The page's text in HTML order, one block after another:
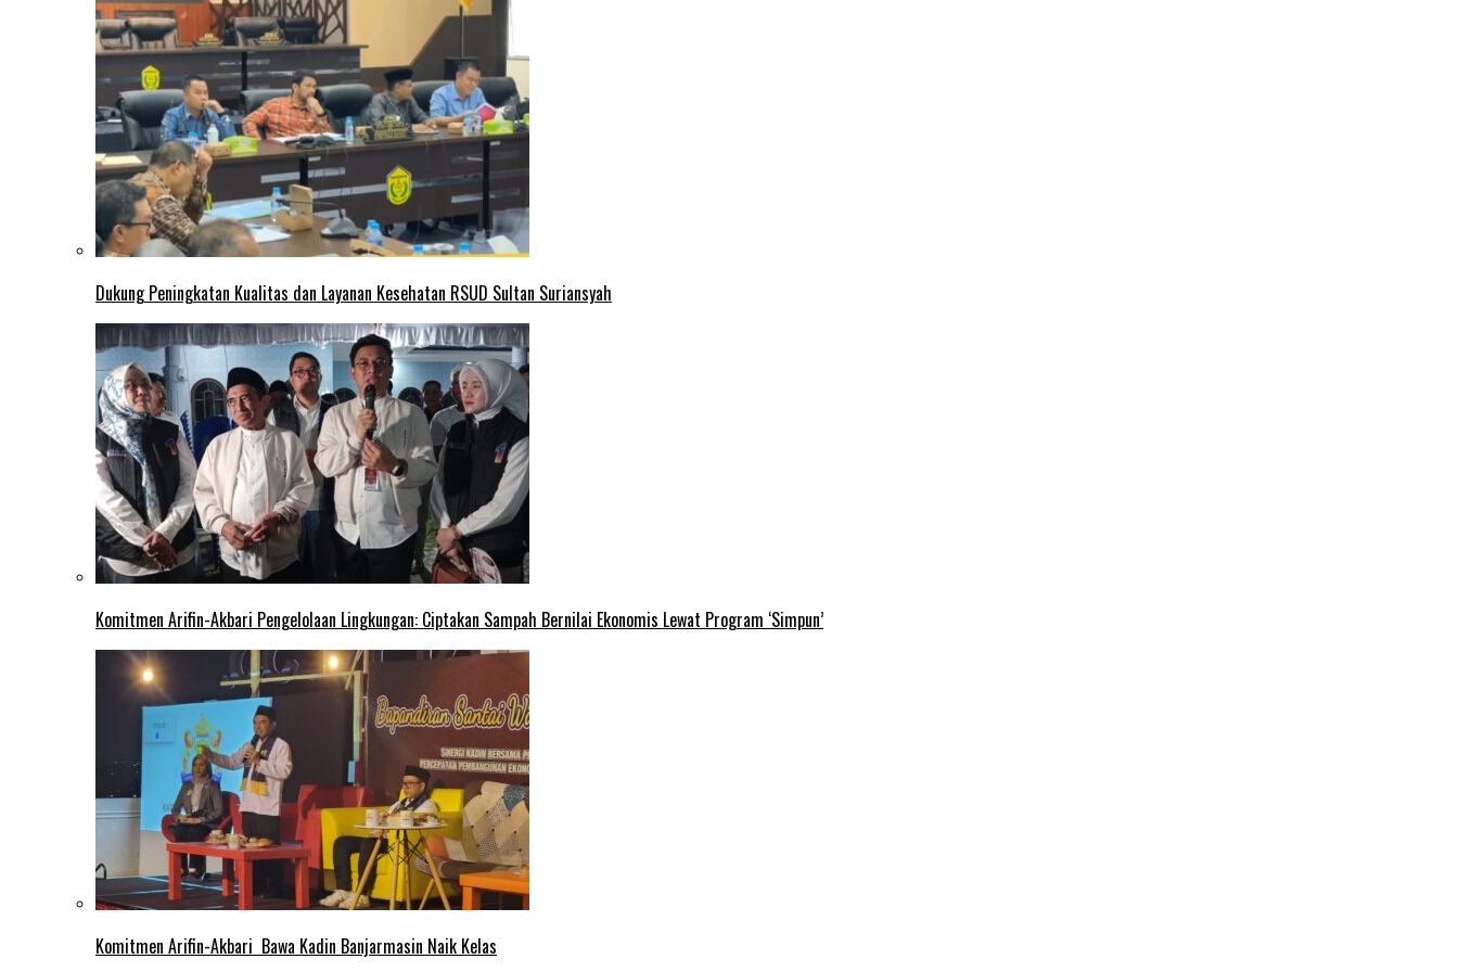
Dukung Peningkatan Kualitas dan Layanan Kesehatan RSUD Sultan Suriansyah
Komitmen Arifin-Akbari Pengelolaan Lingkungan: Ciptakan Sampah Bernilai Ekonomis Lewat Program ‘Simpun’
Komitmen Arifin-Akbari Bawa Kadin Banjarmasin Naik Kelas